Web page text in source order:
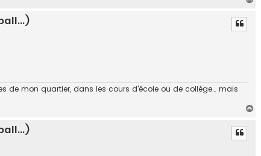
de mon quartier, dans les cours d'école ou de collège… mais